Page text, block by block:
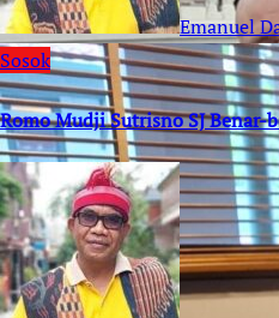
Emanuel
Sosok
Romo Mudji Sutrisno SJ